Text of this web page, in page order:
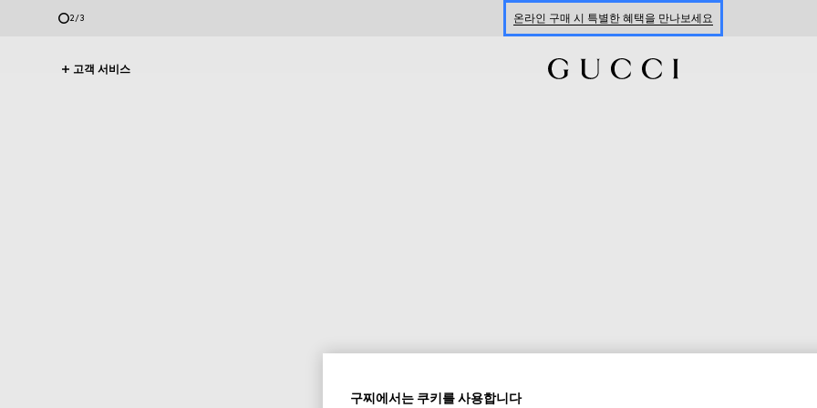
2/3 온라인 구매 시 특별한 혜택을 만나보세요
고객 서비스
구찌에서는 쿠키를 사용합니다